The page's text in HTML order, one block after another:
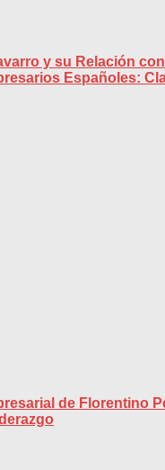
y su Relación
Españoles:
de Florentino